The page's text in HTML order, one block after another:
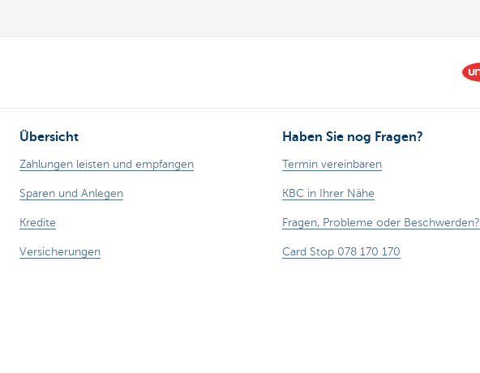
Übersicht
Zahlungen leisten und empfangen
Sparen und Anlegen
Kredite
Versicherungen
Haben Sie nog Fragen?
Termin vereinbaren
KBC in Ihrer Nähe
Fragen, Probleme oder Beschwerden?
Card Stop 078 170 170